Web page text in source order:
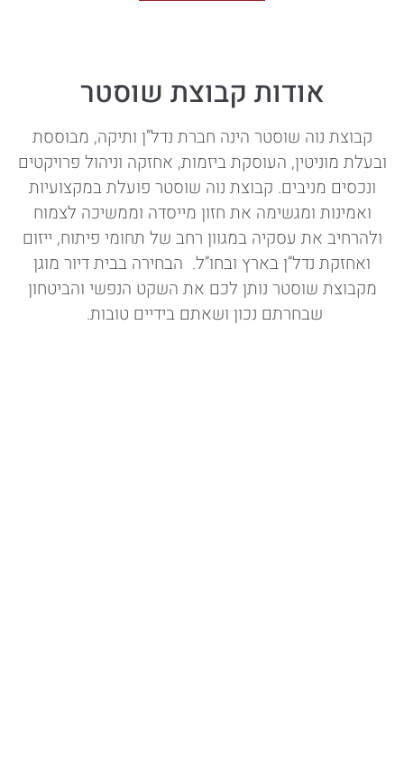
אודות קבוצת שוסטר
קבוצת נוה שוסטר הינה חברת נדל”ן ותיקה, מבוססת
ובעלת מוניטין, העוסקת ביזמות, אחזקה וניהול פרויקטים
ונכסים מניבים. קבוצת נוה שוסטר פועלת במקצועיות
ואמינות ומגשימה את חזון מייסדה וממשיכה לצמוח
ולהרחיב את עסקיה במגוון רחב של תחומי פיתוח, ייזום
ואחזקת נדל”ן בארץ ובחו”ל. הבחירה בבית דיור מוגן
מקבוצת שוסטר נותן לכם את השקט הנפשי והביטחון
שבחרתם נכון ושאתם בידיים טובות.